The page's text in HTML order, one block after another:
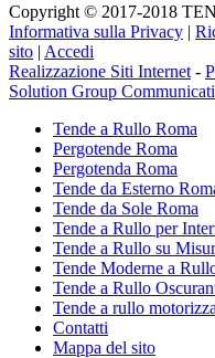
Copyright © 2017-2018
Informativa sulla Privacy |
sito | Accedi
Realizzazione Siti Internet -
Solution Group
Tende a Rullo Roma
Pergotende Roma
Pergotenda Roma
Tende da Esterno
Tende da Sole Roma
Tende a Rullo per
Tende a Rullo su
Tende Moderne a
Tende a Rullo
Tende a rullo
Contatti
Mappa del sito